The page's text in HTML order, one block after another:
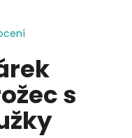
s